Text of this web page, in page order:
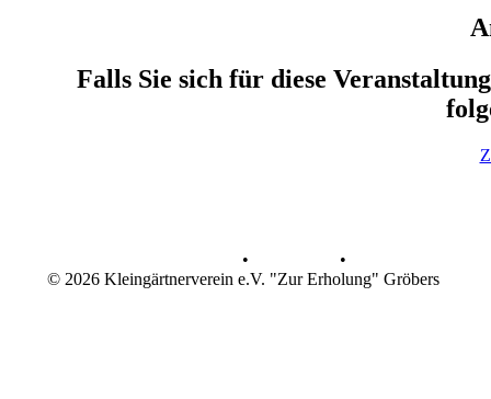
Falls Sie sich für diese
•
•
© 2026 Kleingärtnerverein e.V. "Zur Erholung" Gröbers